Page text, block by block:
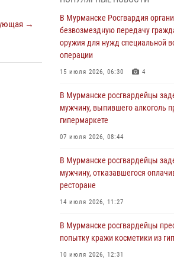
→
образования
03 августа 2026, 12:23 4
Сотрудники вневедомственной
Росгвардии пресекли
города Кандалакши
03 августа 2026, 09:12
членов избирательных комиссий
31 июля 2026, 08:48
не оплатившего счет в ресторане
30 июля 2026, 14:09
В Мурманске Росгвардия
безвозмездную передачу
оружия для нужд специальной
операции
15 июля 2026, 06:30 4
В Мурманске росгвардейцы
мужчину, выпившего алкоголь
гипермаркете
07 июля 2026, 08:44
В Мурманске росгвардейцы
мужчину, отказавшегося
ресторане
14 июля 2026, 11:27
В Мурманске росгвардейцы
попытку кражи косметики из
10 июля 2026, 12:31